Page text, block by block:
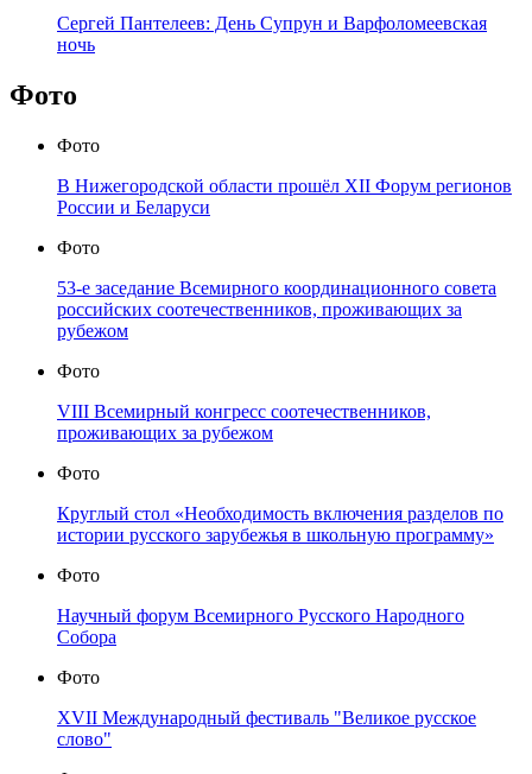
Сергей Пантелеев: День Супрун и Варфоломеевская
ночь
Фото
Фото
В Нижегородской области прошёл XII Форум регионов
России и Беларуси
Фото
53-е заседание Всемирного координационного совета
российских соотечественников, проживающих за
рубежом
Фото
VIII Всемирный конгресс соотечественников,
проживающих за рубежом
Фото
Круглый стол «Необходимость включения разделов по
истории русского зарубежья в школьную программу»
Фото
Научный форум Всемирного Русского Народного
Собора
Фото
XVII Международный фестиваль "Великое русское
слово"